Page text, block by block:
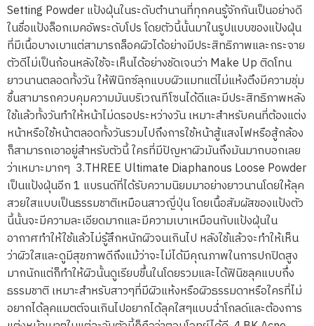
Setting Powder แป้งฝุ่นในระดับตำนานที่ทุกคนรู้จักกันเป็นอย่างดี
ในชื่อแป้งล็อกเมคอัพระดับโปร โดยตัวนี้นั้นมาในรูปแบบของแป้งฝุ่น
ที่มีเนื้อบางเบาแต่สามารถล็อคผิวได้อย่างมีประสิทธิภาพและกระจาย
ตัวดีไม่เป็นก้อนหลังใช้จะเห็นได้อย่างชัดเจนว่า Make Up ติดโทน
ยาวนานตลอดทั้งวัน ให้ฟีนิกซ์ลุกแบบผิวแมทแต่ไม่แห้งตึงมีความชุ่ม
ชื้นสามารถควบคุมความมันบริเวณทีโซนได้ดีและมีประสิทธิภาพหลัง
ใช้แล้วทั้งวันทำให้หน้าไม่ดรอประหว่างวัน เหมาะสำหรับคนที่ต้องแต่ง
หน้าหรือใช้หน้าตลอดทั้งวันรวมไปถึงการใช้หน้าสู้แสงไฟหรือสู้กล้อง
ก็สามารถเอาอยู่สำหรับตัวนี้ ใครที่มีปัญหาผิวมันถึงมันมากบอกเลย
ว่าเหมาะมากๆ 3.THREE Ultimate Diaphanous Loose Powder
เป็นแป้งฝุ่นอีก 1 แบรนด์ที่ได้รับความนิยมมาอย่างยาวนานโดยให้ลุค
สวยใสแบบเป็นธรรมชาติเหมือนสาวญี่ปุ่น โดยเนื้อสัมผัสของแป้งตัว
นี้นั้นจะมีความละเอียดมากและมีความเบาเหมือนกับแป้งฝุ่นใน
อากาศทำให้ใช้แล้วไม่รู้สึกหนักผิวจนเกินไป หลังใช้แล้วจะทำให้เห็น
ว่าผิวใสและดูมีสุขภาพดีถึงแม้ว่าจะไม่ได้มีคุณภาพในการปกปิดสูง
มากนักแต่ก็ทำให้ผิวนั้นดูเรียบขึ้นในโดยรวมและได้ฟินิชลุคแบบกึ่ง
ธรรมชาติ เหมาะสำหรับสาวๆที่มีผิวแห้งหรือผิวธรรมดาหรือใครที่ไม่
อยากได้ลุคแมตต์จนเกินไปอยากได้ลุคใสๆแบบฉ่ำโกลด์และต้องการ